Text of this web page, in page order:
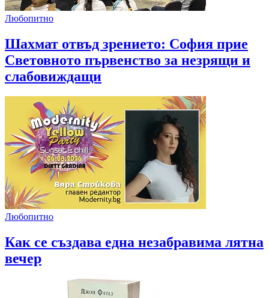
Любопитно
Шахмат отвъд зрението: София прие
Световното първенство за незрящи и
слабовиждащи
Любопитно
Как се създава една незабравима лятна
вечер